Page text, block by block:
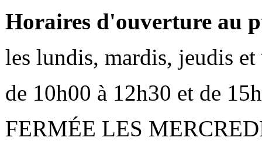
Horaires d'ouverture au
les lundis, mardis, jeudis et
de 10h00 à 12h30 et de
FERMÉE LES